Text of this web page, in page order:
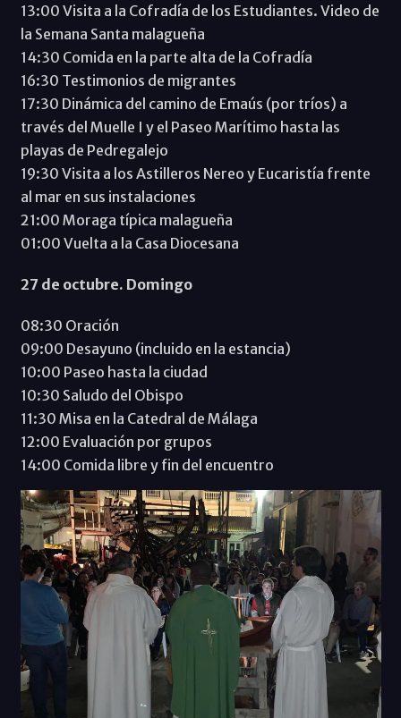
13:00 Visita a la Cofradía de los Estudiantes. Video de
la Semana Santa malagueña
14:30 Comida en la parte alta de la Cofradía
16:30 Testimonios de migrantes
17:30 Dinámica del camino de Emaús (por tríos) a
través del Muelle I y el Paseo Marítimo hasta las
playas de Pedregalejo
19:30 Visita a los Astilleros Nereo y Eucaristía frente
al mar en sus instalaciones
21:00 Moraga típica malagueña
01:00 Vuelta a la Casa Diocesana
27 de octubre. Domingo
08:30 Oración
09:00 Desayuno (incluido en la estancia)
10:00 Paseo hasta la ciudad
10:30 Saludo del Obispo
11:30 Misa en la Catedral de Málaga
12:00 Evaluación por grupos
14:00 Comida libre y fin del encuentro